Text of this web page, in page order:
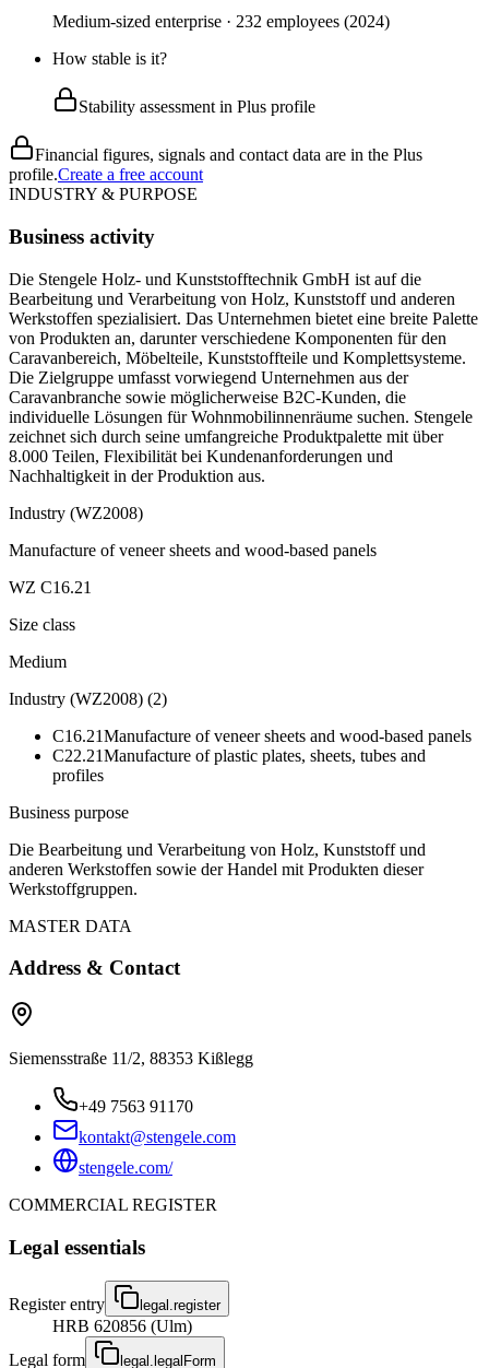
Medium-sized enterprise · 232 employees (2024)
How stable is it?
Stability assessment in Plus profile
Financial figures, signals and contact data are in the Plus
profile.Create a free account
INDUSTRY & PURPOSE
Business activity
Die Stengele Holz- und Kunststofftechnik GmbH ist auf die
Bearbeitung und Verarbeitung von Holz, Kunststoff und anderen
Werkstoffen spezialisiert. Das Unternehmen bietet eine breite Palette
von Produkten an, darunter verschiedene Komponenten für den
Caravanbereich, Möbelteile, Kunststoffteile und Komplettsysteme.
Die Zielgruppe umfasst vorwiegend Unternehmen aus der
Caravanbranche sowie möglicherweise B2C-Kunden, die
individuelle Lösungen für Wohnmobilinnenräume suchen. Stengele
zeichnet sich durch seine umfangreiche Produktpalette mit über
8.000 Teilen, Flexibilität bei Kundenanforderungen und
Nachhaltigkeit in der Produktion aus.
Industry (WZ2008)
Manufacture of veneer sheets and wood-based panels
WZ C16.21
Size class
Medium
Industry (WZ2008) (2)
C16.21Manufacture of veneer sheets and wood-based panels
C22.21Manufacture of plastic plates, sheets, tubes and
profiles
Business purpose
Die Bearbeitung und Verarbeitung von Holz, Kunststoff und
anderen Werkstoffen sowie der Handel mit Produkten dieser
Werkstoffgruppen.
MASTER DATA
Address & Contact
Siemensstraße 11/2, 88353 Kißlegg
+49 7563 91170
kontakt@stengele.com
stengele.com/
COMMERCIAL REGISTER
Legal essentials
Register entry legal.register
HRB 620856 (Ulm)
Legal form
legal.legalForm